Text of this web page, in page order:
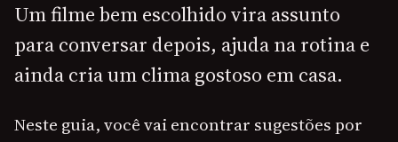
Um filme bem escolhido vira assunto
para conversar depois, ajuda na rotina e
ainda cria um clima gostoso em casa.
Neste guia, você vai encontrar sugestões por